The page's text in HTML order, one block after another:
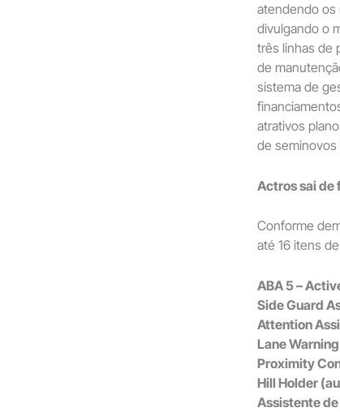
atendendo os
divulgando o
três linhas de
de
sistema de
atrativos
de seminovos
Actros sai de
Conforme
até 16 itens
ABA 5 –
Side Guard
Attention
Lane
Proximity
Hill Holder
Assistente